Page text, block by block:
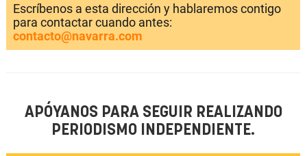
Escríbenos a esta dirección y hablaremos contigo
para contactar cuando antes:
contacto@navarra.com
APÓYANOS PARA SEGUIR REALIZANDO
PERIODISMO INDEPENDIENTE.